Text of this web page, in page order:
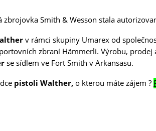
zbrojovka Smith & Wesson stala
v rámci skupiny Umarex od
zbraní Hämmerli. Výrobu, prodej
se sídlem ve Fort Smith v Arkansasu.
pistoli Walther,o kterou máte zájem ?